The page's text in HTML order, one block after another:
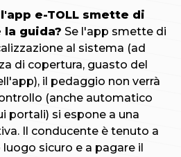
e-TOLL smette di
guida? Se l'app smette di
al sistema (ad
di copertura, guasto del
il pedaggio non verrà
(anche automatico
portali) si espone a una
Il conducente è tenuto a
sicuro e a pagare il